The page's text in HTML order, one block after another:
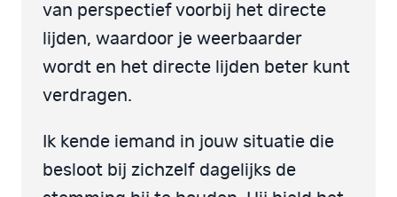
van perspectief voorbij het directe
lijden, waardoor je weerbaarder
wordt en het directe lijden beter kunt
verdragen.
Ik kende iemand in jouw situatie die
besloot bij zichzelf dagelijks de